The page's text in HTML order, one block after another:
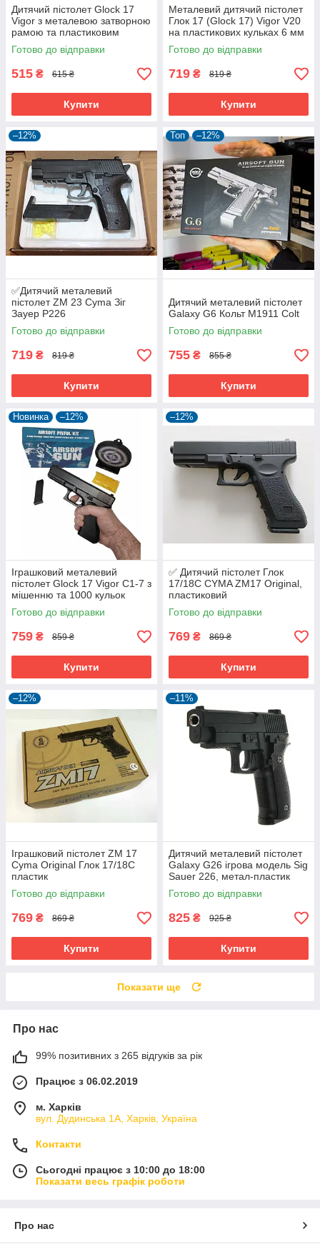
Дитячий пістолет Glock 17
Vigor з металевою затворною
рамою та пластиковим
корпусом
Готово до відправки
515 ₴ 615 ₴
Купити
Металевий дитячий пістолет
Глок 17 (Glock 17) Vigor V20
на пластикових кульках 6 мм
Готово до відправки
719 ₴ 819 ₴
Купити
–12%
✅Дитячий металевий
пістолет ZM 23 Cyma Зіг
Зауер Р226
Готово до відправки
719 ₴ 819 ₴
Купити
Топ –12%
Дитячий металевий пістолет
Galaxy G6 Кольт М1911 Colt
Готово до відправки
755 ₴ 855 ₴
Купити
Новинка –12%
Іграшковий металевий
пістолет Glock 17 Vigor C1-7 з
мішенню та 1000 кульок
Готово до відправки
759 ₴ 859 ₴
Купити
–12%
✅ Дитячий пістолет Глок
17/18C CYMA ZM17 Original,
пластиковий
Готово до відправки
769 ₴ 869 ₴
Купити
–12%
Іграшковий пістолет ZM 17
Cyma Original Глок 17/18C
пластик
Готово до відправки
769 ₴ 869 ₴
Купити
–11%
Дитячий металевий пістолет
Galaxy G26 ігрова модель Sig
Sauer 226, метал-пластик
Готово до відправки
825 ₴ 925 ₴
Купити
Показати ще
Про нас
99% позитивних з 265 відгуків за рік
Працює з 06.02.2019
м. Харків
вул. Дудинська 1А, Харків, Україна
Контакти
Сьогодні працює з 10:00 до 18:00
Показати весь графік роботи
Про нас